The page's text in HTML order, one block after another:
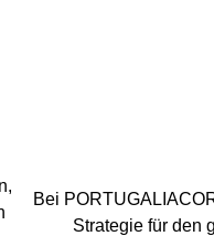
Bei
Strategie für den